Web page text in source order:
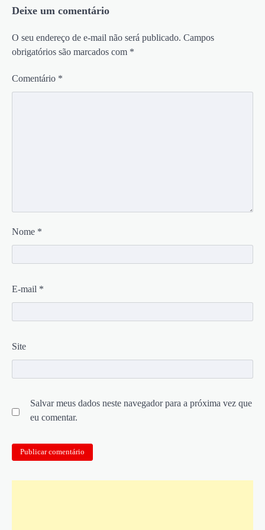
Deixe um comentário
O seu endereço de e-mail não será publicado. Campos
obrigatórios são marcados com *
Comentário *
Nome *
E-mail *
Site
Salvar meus dados neste navegador para a próxima vez que
eu comentar.